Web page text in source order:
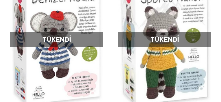
TÜKENDI TÜKENDI